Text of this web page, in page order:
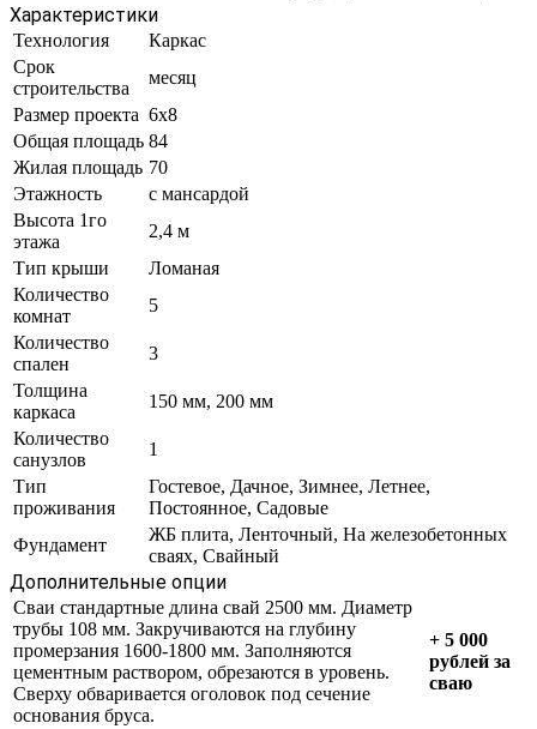
Характеристики
Технология
Каркас
Срок
строительства
месяц
Размер проекта 6x8
Общая площадь 84
Жилая площадь 70
Этажность
с мансардой
Высота 1го
этажа
2,4 м
Тип крыши
Ломаная
Количество
комнат
5
Количество
спален
3
Толщина
каркаса
150 мм, 200 мм
Количество
санузлов
1
Тип
проживания
Гостевое, Дачное, Зимнее, Летнее,
Постоянное, Садовые
Фундамент
ЖБ плита, Ленточный, На железобетонных
сваях, Свайный
Дополнительные опции
Сваи стандартные длина свай 2500 мм. Диаметр
трубы 108 мм. Закручиваются на глубину
промерзания 1600-1800 мм. Заполняются
цементным раствором, обрезаются в уровень.
Сверху обваривается оголовок под сечение
основания бруса.
+ 5 000
рублей за
сваю